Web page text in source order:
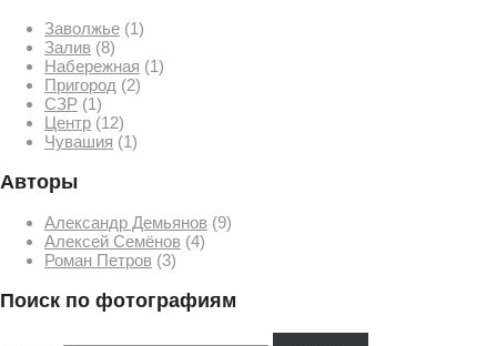
Заволжье (1)
Залив (8)
Набережная (1)
Пригород (2)
СЗР (1)
Центр (12)
Чувашия (1)
Авторы
Александр Демьянов (9)
Алексей Семёнов (4)
Роман Петров (3)
Поиск по фотографиям